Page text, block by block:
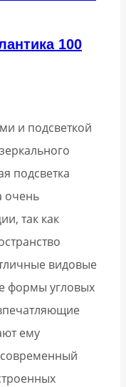
100
и подсветкой
подсветка
очень
так как
видовые
формы угловых
ему